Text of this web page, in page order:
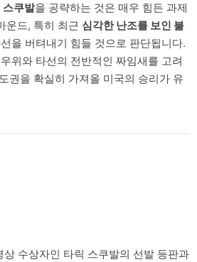
스쿠발을 공략하는 것은 매우 힘든 과제
운드, 특히 최근 심각한 난조를 보인 불
을 버텨내기 힘들 것으로 판단됩니다.
위와 타선의 전반적인 짜임새를 고려
권을 확실히 가져올 미국의 승리가 유
상 수상자인 타릭 스쿠발의 선발 등판과